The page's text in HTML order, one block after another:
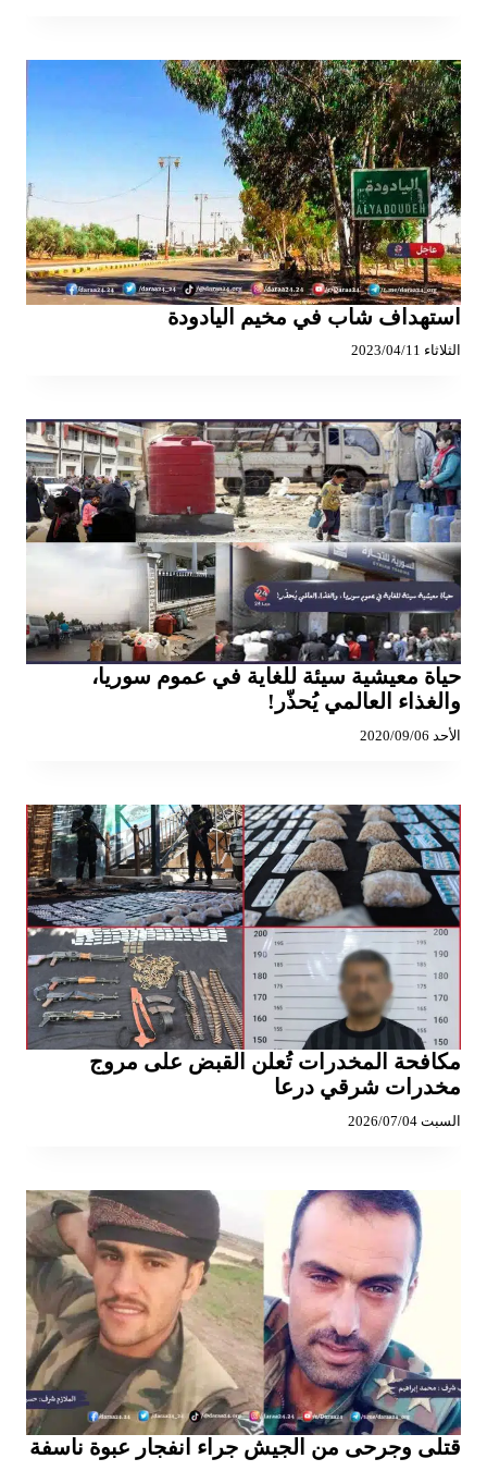
استهداف شاب في مخيم اليادودة
الثلاثاء 2023/04/11
حياة معيشية سيئة للغاية في عموم سوريا،
والغذاء العالمي يُحذّر!
الأحد 2020/09/06
مكافحة المخدرات تُعلن القبض على مروج
مخدرات شرقي درعا
السبت 2026/07/04
قتلى وجرحى من الجيش جراء انفجار عبوة ناسفة